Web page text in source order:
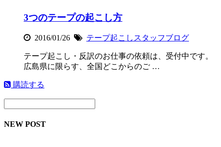
3つのテープの起こし方
2016/01/26 テープ起こしスタッフブログ
テープ起こし・反訳のお仕事の依頼は、受付中です。
広島県に限らす、全国どこからのご …
購読する
NEW POST